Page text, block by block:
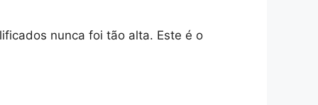
nunca foi tão alta. Este é o